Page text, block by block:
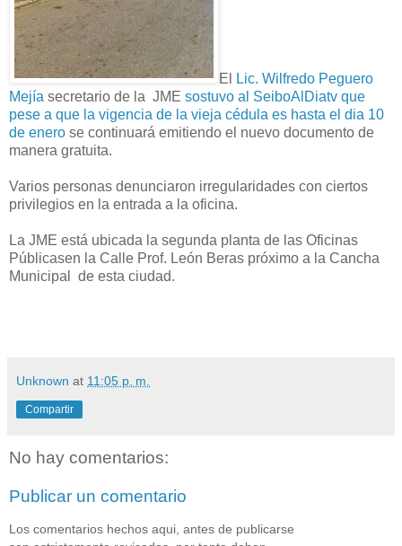
El
Lic. Wilfredo Peguero
Mejía secretario de la JME sostuvo al SeiboAlDiatv que
pese a que la vigencia de la vieja cédula es hasta el dia 10
de enero se continuará emitiendo el nuevo documento de
manera gratuita.
Varios personas denunciaron irregularidades con ciertos
privilegios en la entrada a la oficina.
La JME está ubicada la segunda planta de las Oficinas
Públicasen la Calle Prof. León Beras próximo a la Cancha
Municipal de esta ciudad.
Unknown at 11:05 p. m.
Compartir
No hay comentarios:
Publicar un comentario
Los comentarios hechos aqui, antes de publicarse